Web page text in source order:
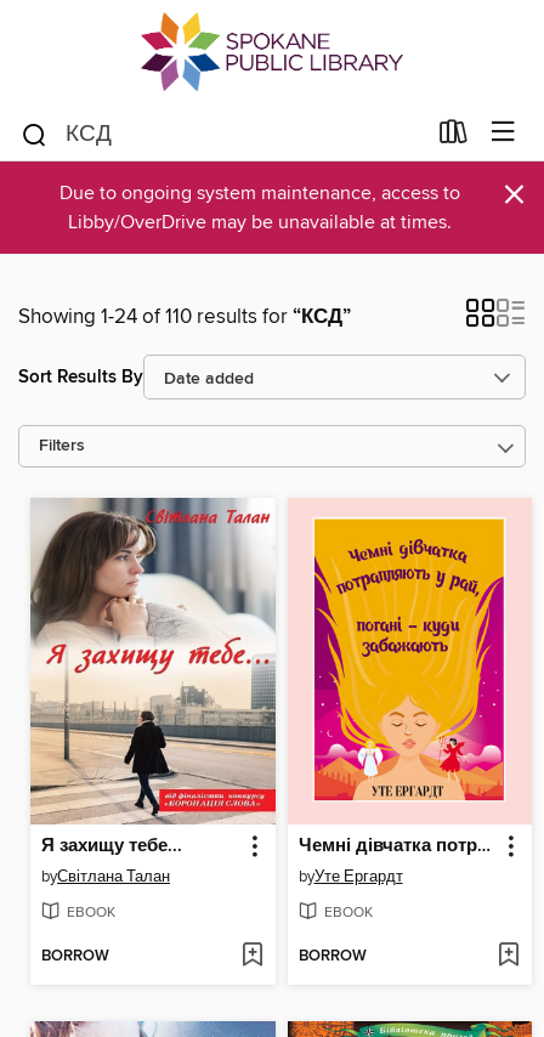
Due to ongoing system maintenance, access to
Libby/OverDrive may be unavailable at times.
×
Showing 1-24 of 110 results for“КСД”
Sort Results By
Filters
Я захищу тебе...
byСвітлана Талан
EBOOK
BORROW
Чемні дівчатка потрапляють у Рай, погані--куди забажають
byУте Ергардт
EBOOK
BORROW